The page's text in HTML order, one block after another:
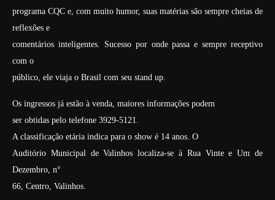
programa CQC e, com muito humor, suas matérias são sempre cheias de
reflexões e
comentários inteligentes. Sucesso por onde passa e sempre receptivo
com o
público, ele viaja o Brasil com seu stand up.
Os ingressos já estão à venda, maiores informações podem
ser obtidas pelo telefone 3929-5121.
A classificação etária indica para o show é 14 anos. O
Auditório Municipal de Valinhos localiza-se à Rua Vinte e Um de
Dezembro, n°
66, Centro, Valinhos.